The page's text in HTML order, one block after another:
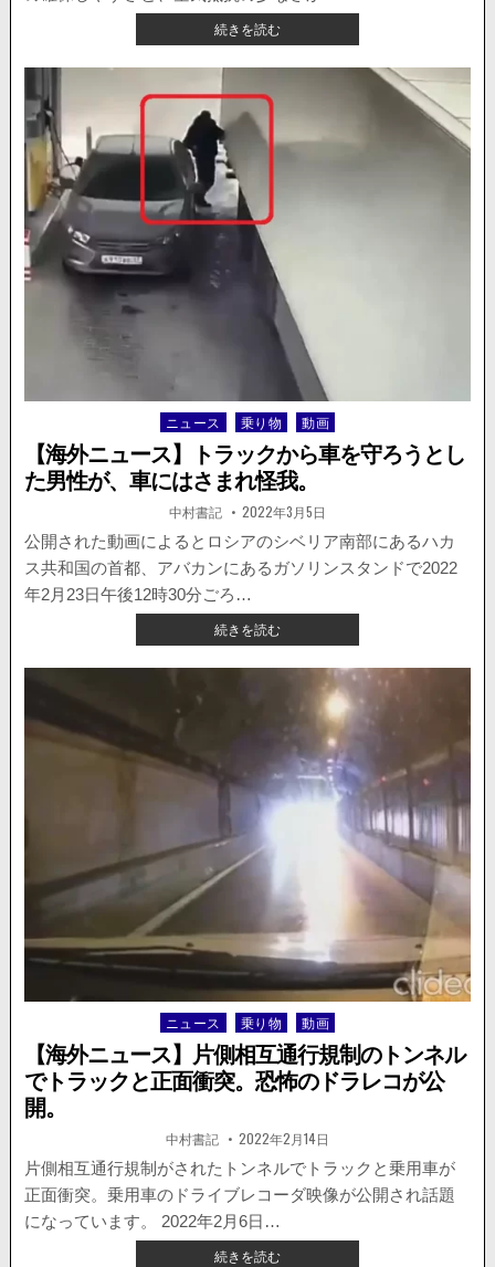
人
死
続きを読む【海
外
ニ
あ
お
ら
れ
た
ラ
ッ
ク
が
横
転
る
様
が
Posted
in
ニュース 乗り物 動画
【海外ニュース】トラックから車を守ろうとし
た男性が、車にはさまれ怪我。
著
者:
中村書記 掲
載
日：
2022年3月5日
公開された動画によるとロシアのシベリア南部にあるハカ
ス共和国の首都、アバカンにあるガソリンスタンドで2022
年2月23日午後12時30分ごろ…
続きを読む【海
外
ニ
ト
ラ
ッ
を
守
ろ
う
と
し
た
男
性
が、
に
は
さ
ま
怪
我。
Posted
in
ニュース 乗り物 動画
【海外ニュース】片側相互通行規制のトンネル
でトラックと正面衝突。恐怖のドラレコが公
開。
著
者:
中村書記 掲
載
日：
2022年2月14日
片側相互通行規制がされたトンネルでトラックと乗用車が
正面衝突。乗用車のドライブレコーダ映像が公開され話題
になっています。 2022年2月6日…
続きを読む【海